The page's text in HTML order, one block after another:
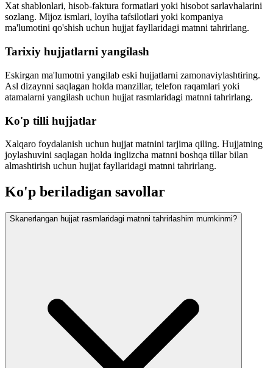
Xat shablonlari, hisob-faktura formatlari yoki hisobot sarlavhalarini
sozlang. Mijoz ismlari, loyiha tafsilotlari yoki kompaniya
ma'lumotini qo'shish uchun hujjat fayllaridagi matnni tahrirlang.
Tarixiy hujjatlarni yangilash
Eskirgan ma'lumotni yangilab eski hujjatlarni zamonaviylashtiring.
Asl dizaynni saqlagan holda manzillar, telefon raqamlari yoki
atamalarni yangilash uchun hujjat rasmlaridagi matnni tahrirlang.
Ko'p tilli hujjatlar
Xalqaro foydalanish uchun hujjat matnini tarjima qiling. Hujjatning
joylashuvini saqlagan holda inglizcha matnni boshqa tillar bilan
almashtirish uchun hujjat fayllaridagi matnni tahrirlang.
Ko'p beriladigan savollar
Skanerlangan hujjat rasmlaridagi matnni tahrirlashim mumkinmi?